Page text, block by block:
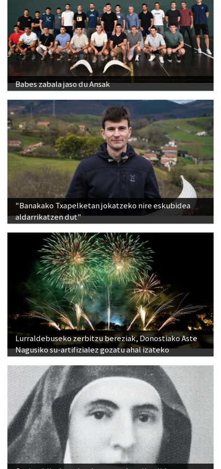
Babes zabala jaso du Ansak
"Banakako Txapelketan jokatzeko nire eskubidea
aldarrikatzen dut"
Lurraldebuseko zerbitzu bereziak, Donostiako Aste
Nagusiko su-artifizialez gozatu ahal izateko